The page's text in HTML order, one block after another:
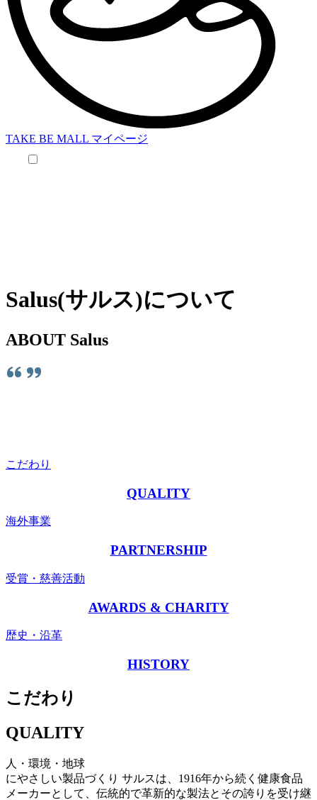
TAKE BE MALL マイページ
Salus(サルス)について
ABOUT Salus
こだわり
QUALITY
海外事業
PARTNERSHIP
受賞・慈善活動
AWARDS & CHARITY
歴史・沿革
HISTORY
こだわり
QUALITY
人・環境・地球
にやさしい製品づくり サルスは、1916年から続く健康食品
メーカーとして、伝統的で革新的な製法とその誇りを受け継